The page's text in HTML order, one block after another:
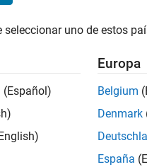
seleccionar uno de estos
(Español)
Europa
Belgium
Denmark
España